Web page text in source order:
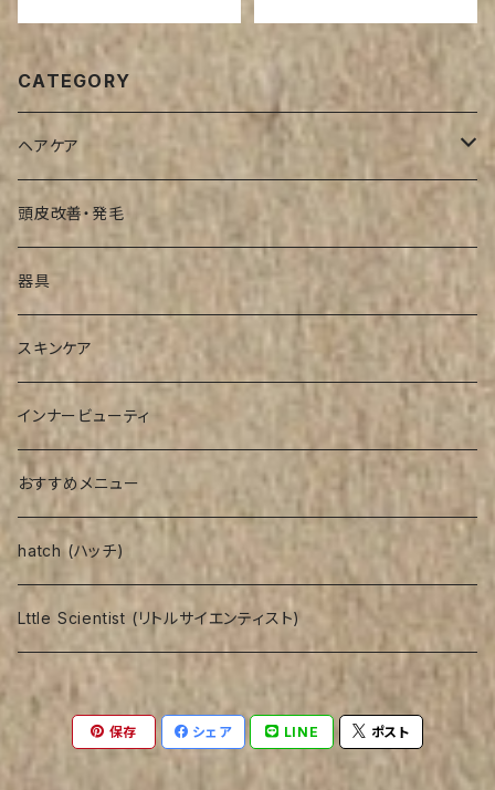
CATEGORY
ヘアケア
シャンプー
インバストリートメント
アウトバストリートメント
頭皮改善・発毛
器具
スキンケア
インナービューティ
おすすめメニュー
hatch (ハッチ)
Lttle Scientist (リトルサイエンティスト)
保存 シェア LINE ポスト